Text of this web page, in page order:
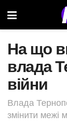
На що
влада
війни
Влада
змінити межі